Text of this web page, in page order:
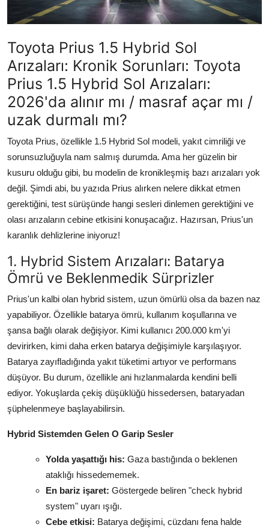
Toyota Prius 1.5 Hybrid Sol
Arızaları: Kronik Sorunları: Toyota
Prius 1.5 Hybrid Sol Arızaları:
2026'da alınır mı / masraf açar mı /
uzak durmalı mı?
Toyota Prius, özellikle 1.5 Hybrid Sol modeli, yakıt cimriliği ve
sorunsuzluğuyla nam salmış durumda. Ama her güzelin bir
kusuru olduğu gibi, bu modelin de kronikleşmiş bazı arızaları yok
değil. Şimdi abi, bu yazıda Prius alırken nelere dikkat etmen
gerektiğini, test sürüşünde hangi sesleri dinlemen gerektiğini ve
olası arızaların cebine etkisini konuşacağız. Hazırsan, Prius'un
karanlık dehlizlerine iniyoruz!
1. Hybrid Sistem Arızaları: Batarya
Ömrü ve Beklenmedik Sürprizler
Prius'un kalbi olan hybrid sistem, uzun ömürlü olsa da bazen naz
yapabiliyor. Özellikle batarya ömrü, kullanım koşullarına ve
şansa bağlı olarak değişiyor. Kimi kullanıcı 200.000 km'yi
devirirken, kimi daha erken batarya değişimiyle karşılaşıyor.
Batarya zayıfladığında yakıt tüketimi artıyor ve performans
düşüyor. Bu durum, özellikle ani hızlanmalarda kendini belli
ediyor. Yokuşlarda çekiş düşüklüğü hissedersen, bataryadan
şüphelenmeye başlayabilirsin.
Hybrid Sistemden Gelen O Garip Sesler
Yolda yaşattığı his: Gaza bastığında o beklenen
ataklığı hissedememek.
En bariz işaret: Göstergede beliren "check hybrid
system" uyarı ışığı.
Cebe etkisi: Batarya değişimi, cüzdanı fena halde